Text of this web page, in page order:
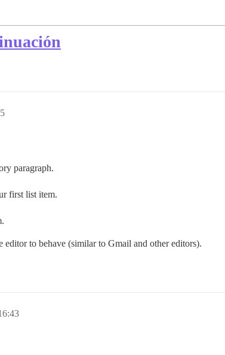
paragraph.
first list item.
to behave (similar to Gmail and other editors).